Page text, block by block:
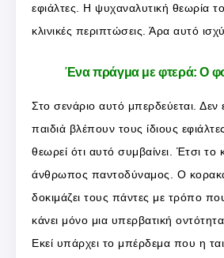
εφιάλτες. Η ψυχαναλυτική θεωρία το
κλινικές περιπτώσεις. Άρα αυτό
Ένα πράγμα με φτερά: Ο
Στο σενάριο αυτό μπερδεύεται. Δεν
παιδιά βλέπουν τους ίδιους
θεωρεί ότι αυτό συμβαίνει. Έτσι το
άνθρωπος παντοδύναμος. Ο
δοκιμάζει τους πάντες με τρόπο
κάνει μόνο μια υπερβατική
Εκεί υπάρχει το μπέρδεμα που η